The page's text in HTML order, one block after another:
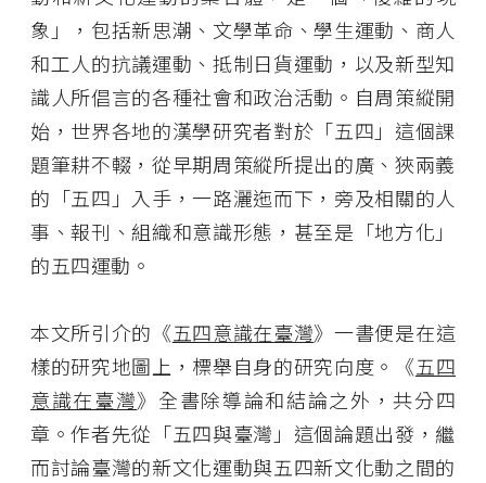
象」，包括新思潮、文學革命、學生運動、商人
和工人的抗議運動、抵制日貨運動，以及新型知
識人所倡言的各種社會和政治活動。自周策縱開
始，世界各地的漢學研究者對於「五四」這個課
題筆耕不輟，從早期周策縱所提出的廣、狹兩義
的「五四」入手，一路灑迤而下，旁及相關的人
事、報刊、組織和意識形態，甚至是「地方化」
的五四運動。
本文所引介的《五四意識在臺灣》一書便是在這
樣的研究地圖上，標舉自身的研究向度。《五四
意識在臺灣》全書除導論和結論之外，共分四
章。作者先從「五四與臺灣」這個論題出發，繼
而討論臺灣的新文化運動與五四新文化動之間的